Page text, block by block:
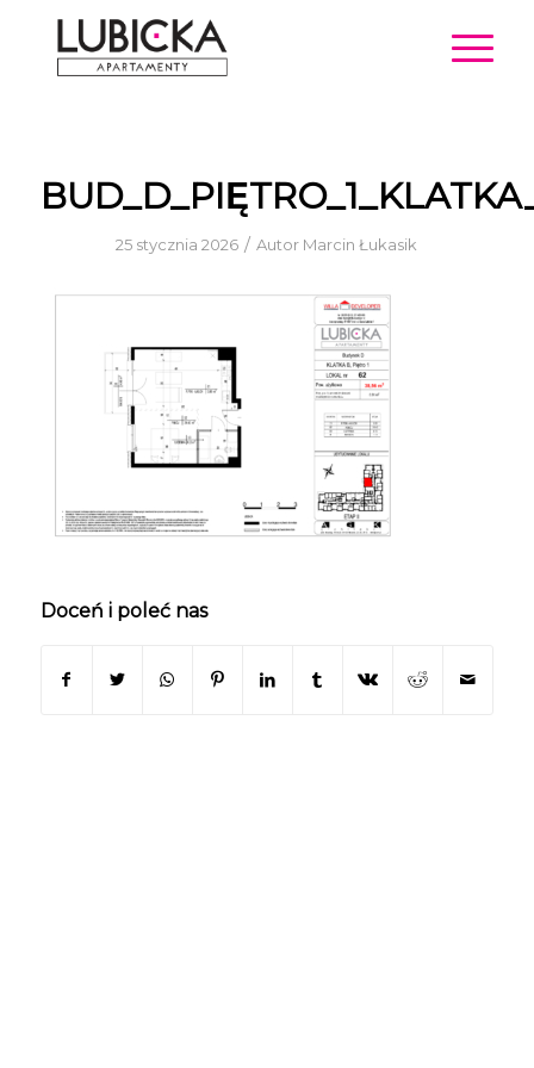
25 stycznia 2026 / Autor Marcin Łukasik
Doceń i poleć nas